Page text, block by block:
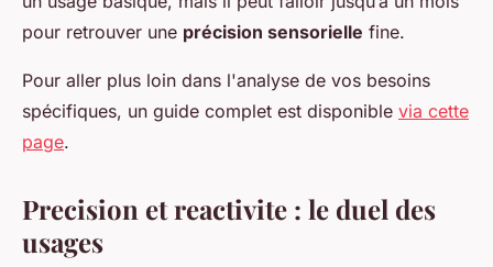
pour retrouver une précision sensorielle fine.
Pour aller plus loin dans l'analyse de vos besoins
spécifiques, un guide complet est disponible via cette
page.
Precision et reactivite : le duel des
usages